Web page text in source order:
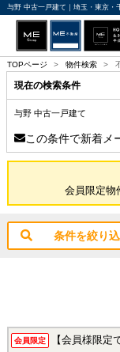
与野 中古一戸建て｜埼玉・東京・
TOPページ > 物件検索 >
現在の検索条件
与野 中古一戸建て
この条件で新着メ
会員限定物
条件を絞り
会員限定 【会員様限定